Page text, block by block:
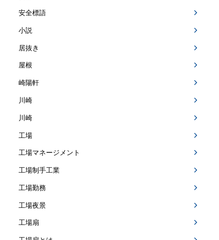
安全標語
小説
居抜き
屋根
崎陽軒
川崎
川崎
工場
工場マネージメント
工場制手工業
工場勤務
工場夜景
工場扇